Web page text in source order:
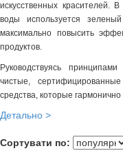
искусственных красителей.
воды используется
максимально повысить
продуктов.
Руководствуясь
чистые,
средства, которые
Детально >
Сортувати по: